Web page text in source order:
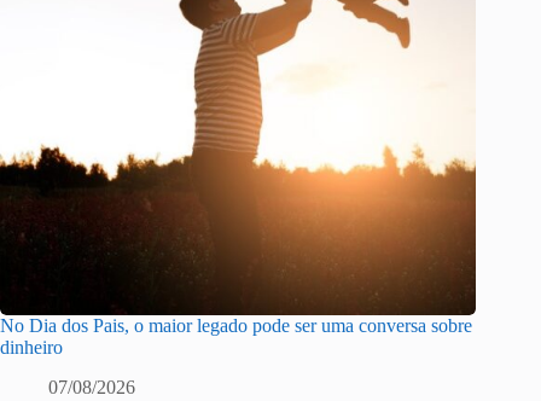
No Dia dos Pais, o maior legado pode ser uma conversa sobre
dinheiro
07/08/2026